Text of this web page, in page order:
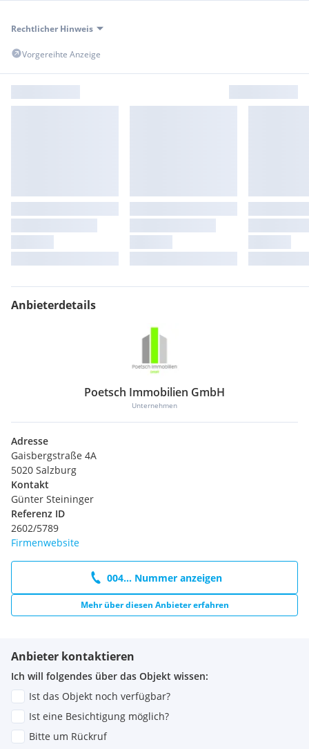
Rechtlicher Hinweis
Vorgereihte Anzeige
Anbieterdetails
Poetsch Immobilien GmbH
Unternehmen
Adresse
Gaisbergstraße 4A
5020 Salzburg
Kontakt
Günter Steininger
Referenz ID
2602/5789
Firmenwebsite
004... Nummer anzeigen
Mehr über diesen Anbieter erfahren
Anbieter kontaktieren
Ich will folgendes über das Objekt wissen:
Ist das Objekt noch verfügbar?
Ist eine Besichtigung möglich?
Bitte um Rückruf